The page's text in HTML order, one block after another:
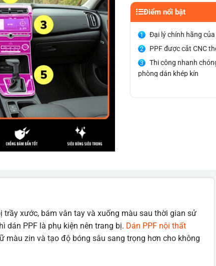
Điểm nổi bật
Đại lý chính hãng
PPF được cắt CNC
Thi công nhanh
phòng dán khép kín
Chính sách bảo
trầy xước, bám vân tay và xuống màu sau thời gian sử
dán PPF là phụ kiện nên trang bị. Dán PPF nội thất
màu zin và tạo độ bóng sâu sang trọng hơn cho không